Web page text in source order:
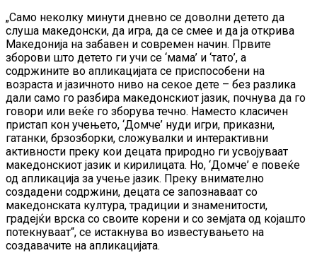
„Само неколку минути дневно се доволни детето да
слуша македонски, да игра, да се смее и да ја открива
Македонија на забавен и современ начин. Првите
зборови што детето ги учи се ‘мама’ и ‘тато’, а
содржините во апликацијата се приспособени на
возраста и јазичното ниво на секое дете – без разлика
дали само го разбира македонскиот јазик, почнува да го
говори или веќе го зборува течно. Наместо класичен
пристап кон учењето, ‘Домче’ нуди игри, приказни,
гатанки, брзозборки, сложувалки и интерактивни
активности преку кои децата природно ги усвојуваат
македонскиот јазик и кирилицата. Но, ‘Домче’ е повеќе
од апликација за учење јазик. Преку внимателно
создадени содржини, децата се запознаваат со
македонската култура, традиции и знаменитости,
градејќи врска со своите корени и со земјата од којашто
потекнуваат“, се истакнува во известувањето на
создавачите на апликацијата.